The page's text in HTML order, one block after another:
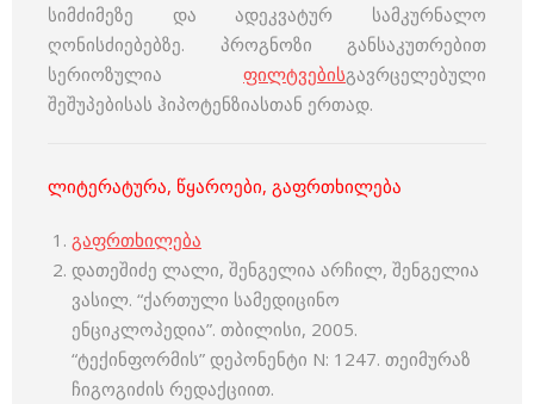
სიმძიმეზე და ადეკვატურ სამკურნალო
ღონისძიებებზე. პროგნოზი განსაკუთრებით
სერიოზულია ფილტვებისგავრცელებული
შეშუპებისას ჰიპოტენზიასთან ერთად.
ლიტერატურა, წყაროები, გაფრთხილება
გაფრთხილება
დათეშიძე ლალი, შენგელია არჩილ, შენგელია
ვასილ. “ქართული სამედიცინო
ენციკლოპედია”. თბილისი, 2005.
“ტექინფორმის” დეპონენტი N: 1247. თეიმურაზ
ჩიგოგიძის რედაქციით.